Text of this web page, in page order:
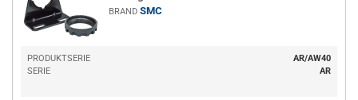
BRAND SMC
PRODUKTSERIE
AR/AW40
SERIE
AR